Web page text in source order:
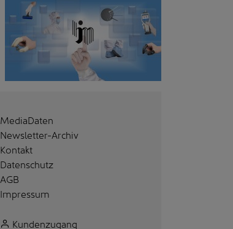
MediaDaten
Newsletter-Archiv
Kontakt
Datenschutz
AGB
Impressum
Kundenzugang